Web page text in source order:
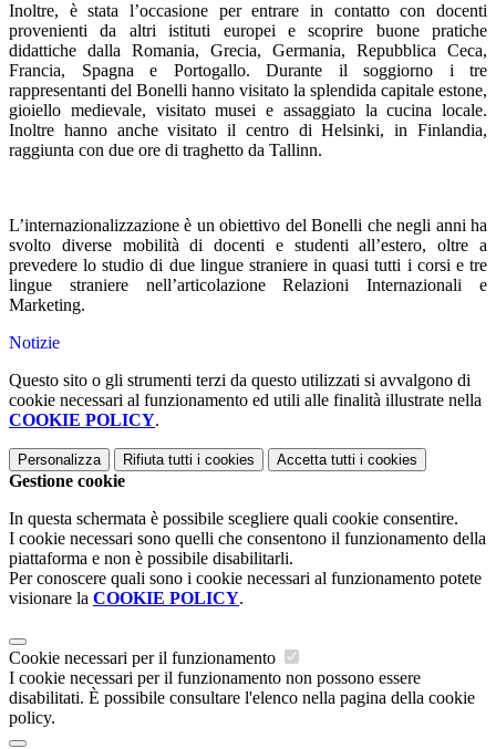
Inoltre, è stata l’occasione per entrare in contatto con docenti
provenienti da altri istituti europei e scoprire buone pratiche
didattiche dalla Romania, Grecia, Germania, Repubblica Ceca,
Francia, Spagna e Portogallo. Durante il soggiorno i tre
rappresentanti del Bonelli hanno visitato la splendida capitale estone,
gioiello medievale, visitato musei e assaggiato la cucina locale.
Inoltre hanno anche visitato il centro di Helsinki, in Finlandia,
raggiunta con due ore di traghetto da Tallinn.
L’internazionalizzazione è un obiettivo del Bonelli che negli anni ha
svolto diverse mobilità di docenti e studenti all’estero, oltre a
prevedere lo studio di due lingue straniere in quasi tutti i corsi e tre
lingue straniere nell’articolazione Relazioni Internazionali e
Marketing.
Notizie
Questo sito o gli strumenti terzi da questo utilizzati si avvalgono di
cookie necessari al funzionamento ed utili alle finalità illustrate nella
COOKIE POLICY.
Personalizza Rifiuta tutti i cookies Accetta tutti i cookies
Gestione cookie
In questa schermata è possibile scegliere quali cookie consentire.
I cookie necessari sono quelli che consentono il funzionamento della
piattaforma e non è possibile disabilitarli.
Per conoscere quali sono i cookie necessari al funzionamento potete
visionare la COOKIE POLICY.
Cookie necessari per il funzionamento
I cookie necessari per il funzionamento non possono essere
disabilitati. È possibile consultare l'elenco nella pagina della cookie
policy.